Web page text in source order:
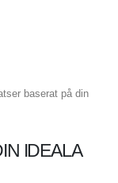
baserat på din
IDEALA